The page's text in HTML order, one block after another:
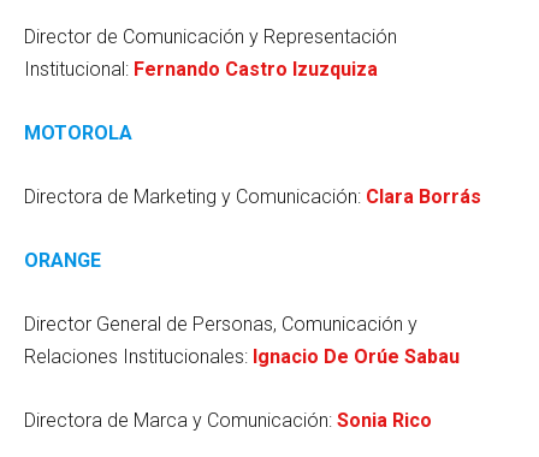
Director de Comunicación y Representación
Institucional: Fernando Castro Izuzquiza
MOTOROLA
Directora de Marketing y Comunicación: Clara Borrás
ORANGE
Director General de Personas, Comunicación y
Relaciones Institucionales: Ignacio De Orúe Sabau
Directora de Marca y Comunicación: Sonia Rico